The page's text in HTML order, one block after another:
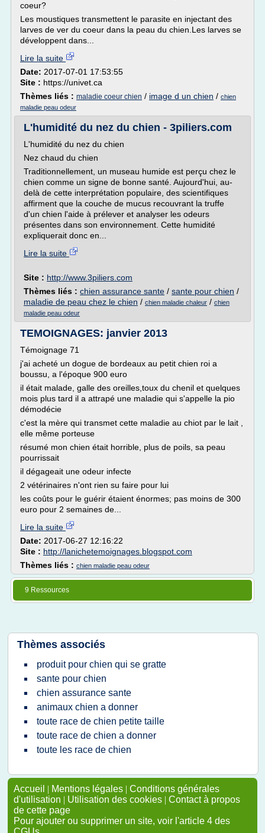
coeur?
Les moustiques transmettent le parasite en injectant des
larves de ver du coeur dans la peau du chien.Les larves se
développent dans...
Lire la suite
Date: 2017-07-01 17:53:55
Site : https://univet.ca
Thèmes liés : maladie coeur chien / image d un chien / chien
maladie peau odeur
L'humidité du nez du chien - 3piliers.com
L'humidité du nez du chien
Nez chaud du chien
Traditionnellement, un museau humide est perçu chez le
chien comme un signe de bonne santé. Aujourd'hui, au-
delà de cette interprétation populaire, des scientifiques
affirment que la couche de mucus recouvrant la truffe
d'un chien l'aide à prélever et analyser les odeurs
présentes dans son environnement. Cette humidité
expliquerait donc en...
Lire la suite
Site : http://www.3piliers.com
Thèmes liés : chien assurance sante / sante pour chien /
maladie de peau chez le chien / chien maladie chaleur / chien
maladie peau odeur
TEMOIGNAGES: janvier 2013
Témoignage 71
j'ai acheté un dogue de bordeaux au petit chien roi a
boussu, a l'époque 900 euro
il était malade, galle des oreilles,toux du chenil et quelques
mois plus tard il a attrapé une maladie qui s'appelle la pio
démodécie
c'est la mère qui transmet cette maladie au chiot par le lait ,
elle même porteuse
résumé mon chien était horrible, plus de poils, sa peau
pourrissait
il dégageait une odeur infecte
2 vétérinaires n'ont rien su faire pour lui
les coûts pour le guérir étaient énormes; pas moins de 300
euro pour 2 semaines de...
Lire la suite
Date: 2017-06-27 12:16:22
Site : http://lanichetemoignages.blogspot.com
Thèmes liés : chien maladie peau odeur
9 Ressources
Thèmes associés
produit pour chien qui se gratte
sante pour chien
chien assurance sante
animaux chien a donner
toute race de chien petite taille
toute race de chien a donner
toute les race de chien
Accueil | Mentions légales | Conditions générales
d'utilisation | Utilisation des cookies | Contact à propos
de cette page
Pour ajouter ou supprimer un site, voir l'article 4 des